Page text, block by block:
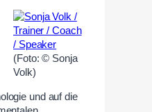
(Foto: © Sonja
Volk)
und auf die